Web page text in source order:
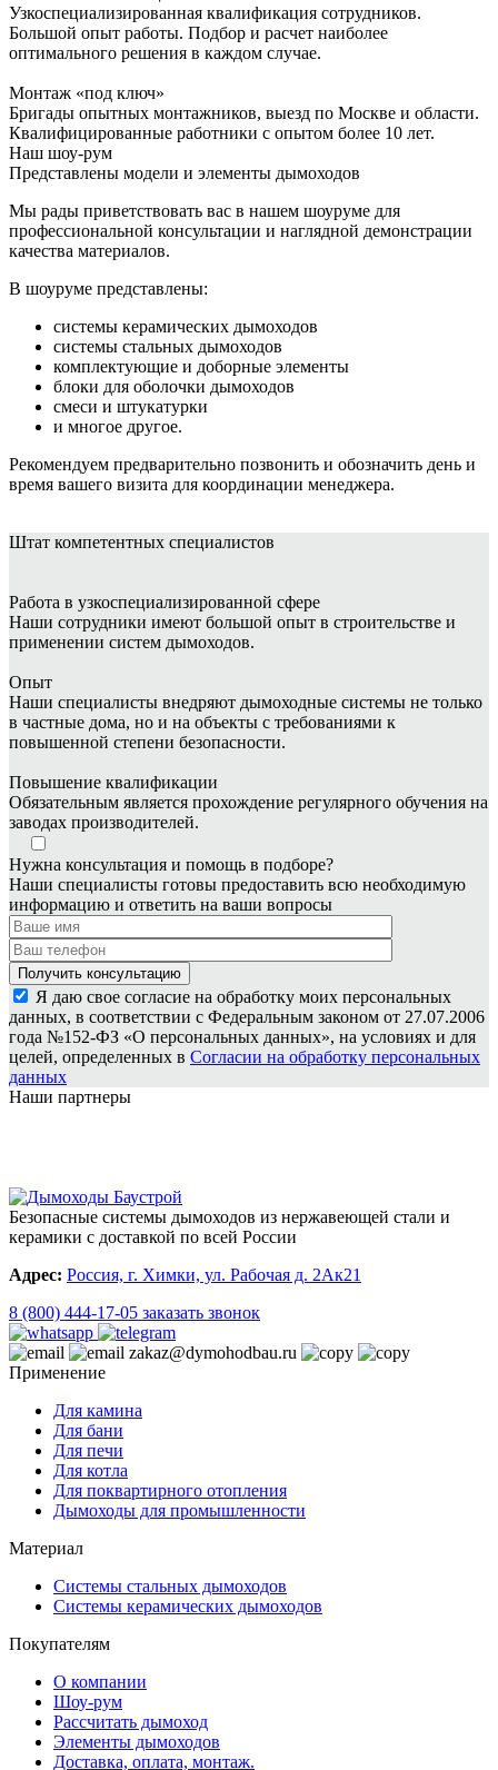
Узкоспециализированная квалификация сотрудников.
Большой опыт работы. Подбор и расчет наиболее
оптимального решения в каждом случае.
Монтаж «под ключ»
Бригады опытных монтажников, выезд по Москве и области.
Квалифицированные работники с опытом более 10 лет.
Наш шоу-рум
Представлены модели и элементы дымоходов
Мы рады приветствовать вас в нашем шоуруме для
профессиональной консультации и наглядной демонстрации
качества материалов.
В шоуруме представлены:
системы керамических дымоходов
системы стальных дымоходов
комплектующие и доборные элементы
блоки для оболочки дымоходов
смеси и штукатурки
и многое другое.
Рекомендуем предварительно позвонить и обозначить день и
время вашего визита для координации менеджера.
Штат компетентных специалистов
Работа в узкоспециализированной сфере
Наши сотрудники имеют большой опыт в строительстве и
применении систем дымоходов.
Опыт
Наши специалисты внедряют дымоходные системы не только
в частные дома, но и на объекты с требованиями к
повышенной степени безопасности.
Повышение квалификации
Обязательным является прохождение регулярного обучения на
заводах производителей.
Нужна консультация и помощь в подборе?
Наши специалисты готовы предоставить всю необходимую
информацию и ответить на ваши вопросы
Я даю свое согласие на обработку моих персональных
данных, в соответствии с Федеральным законом от 27.07.2006
года №152-ФЗ «О персональных данных», на условиях и для
целей, определенных в Согласии на обработку персональных
данных
Наши партнеры
Безопасные системы дымоходов из нержавеющей стали и
керамики с доставкой по всей России
Адрес: Россия, г. Химки, ул. Рабочая д. 2Ак21
8 (800) 444-17-05 заказать звонок
zakaz@dymohodbau.ru
Применение
Для камина
Для бани
Для печи
Для котла
Для поквартирного отопления
Дымоходы для промышленности
Материал
Системы стальных дымоходов
Системы керамических дымоходов
Покупателям
О компании
Шоу-рум
Рассчитать дымоход
Элементы дымоходов
Доставка, оплата, монтаж.